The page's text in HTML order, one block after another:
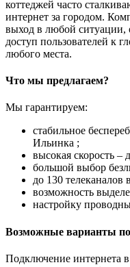
коттеджей часто
интернет за городом.
выход в любой ситуации,
доступ пользователей к
любого места.
Что мы предлагаем?
Мы гарантируем:
стабильное
Ильинка ;
высокая скорость –
большой выбор
до 130 телеканалов
возможность
настройку
Возможные варианты
Подключение интернета